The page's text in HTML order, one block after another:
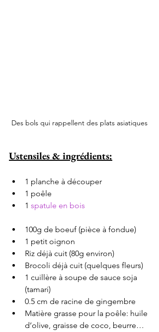
Des bols qui rappellent des plats asiatiques
Ustensiles & ingrédients:
1 planche à découper
1 poêle
1 spatule en bois
100g de boeuf (pièce à fondue)
1 petit oignon
Riz déjà cuit (80g environ)
Brocoli déjà cuit (quelques fleurs)
1 cuillère à soupe de sauce soja
(tamari)
0.5 cm de racine de gingembre
Matière grasse pour la poêle: huile
d’olive, graisse de coco, beurre…